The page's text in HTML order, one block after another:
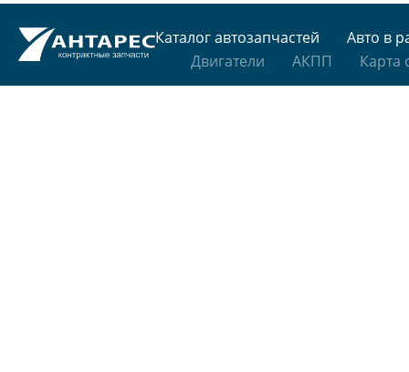
Каталог автозапчастей
Авто в
Двигатели
АКПП Карта